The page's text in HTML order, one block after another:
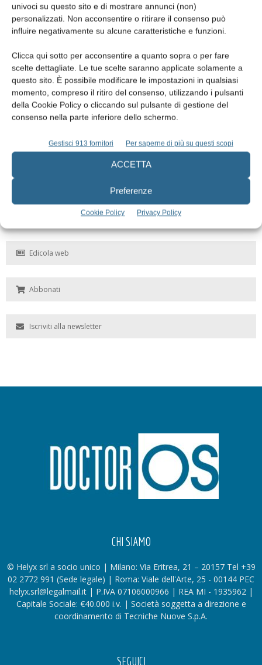
univoci su questo sito e di mostrare annunci (non)
personalizzati. Non acconsentire o ritirare il consenso può
influire negativamente su alcune caratteristiche e funzioni.
Clicca qui sotto per acconsentire a quanto sopra o per fare
scelte dettagliate. Le tue scelte saranno applicate solamente a
questo sito. È possibile modificare le impostazioni in qualsiasi
momento, compreso il ritiro del consenso, utilizzando i pulsanti
della Cookie Policy o cliccando sul pulsante di gestione del
consenso nella parte inferiore dello schermo.
Gestisci 913 fornitori Per saperne di più su questi scopi
ACCETTA
Preferenze
Cookie Policy Privacy Policy
1 2 3
EDICOLA
Edicola web
Abbonati
Iscriviti alla newsletter
CHI SIAMO
© Helyx srl a socio unico | Milano: Via Eritrea, 21 – 20157 Tel +39
02 2772 991 (Sede legale) | Roma: Viale dell'Arte, 25 - 00144 PEC
helyx.srl@legalmail.it | P.IVA 07106000966 | REA MI - 1935962 |
Capitale Sociale: €40.000 i.v. | Società soggetta a direzione e
coordinamento di Tecniche Nuove S.p.A.
SEGUICI